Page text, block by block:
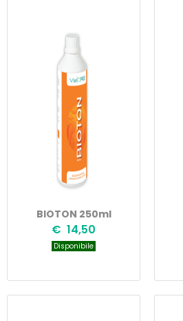
BIOTON 250ml
€ 14,50
Disponibile